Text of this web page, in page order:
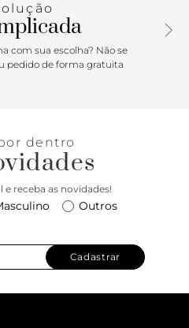
curinga que toda fashionista
e conforto, deixando
Aposte na combinação
ou peças em alfaiataria para
com sua escolha? Não se
pedido de forma gratuita
dentro
receba as novidades!
Outros
Cadastrar